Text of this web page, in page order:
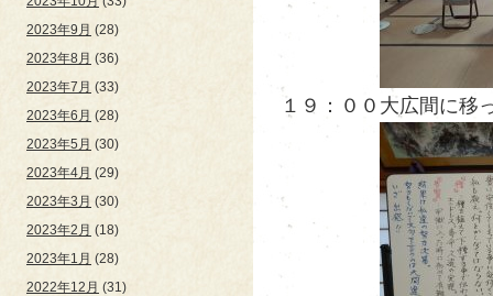
2023年9月 (28)
2023年8月 (36)
2023年7月 (33)
2023年6月 (28)
2023年5月 (30)
2023年4月 (29)
2023年3月 (30)
2023年2月 (18)
2023年1月 (28)
2022年12月 (31)
１９：００大広間に移